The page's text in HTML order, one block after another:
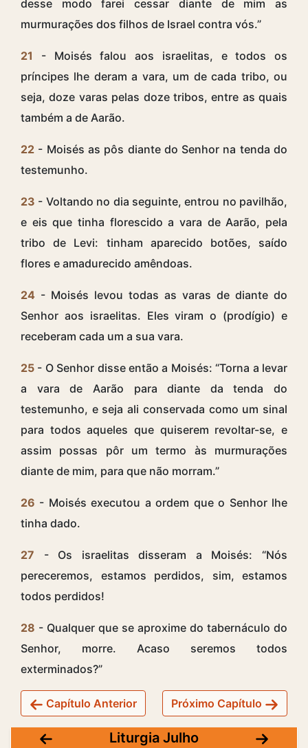
desse modo farei cessar diante de mim as
murmurações dos filhos de Israel contra vós.”
21 - Moisés falou aos israelitas, e todos os
príncipes lhe deram a vara, um de cada tribo, ou
seja, doze varas pelas doze tribos, entre as quais
também a de Aarão.
22 - Moisés as pôs diante do Senhor na tenda do
testemunho.
23 - Voltando no dia seguinte, entrou no pavilhão,
e eis que tinha florescido a vara de Aarão, pela
tribo de Levi: tinham aparecido botões, saído
flores e amadurecido amêndoas.
24 - Moisés levou todas as varas de diante do
Senhor aos israelitas. Eles viram o (prodígio) e
receberam cada um a sua vara.
25 - O Senhor disse então a Moisés: “Torna a levar
a vara de Aarão para diante da tenda do
testemunho, e seja ali conservada como um sinal
para todos aqueles que quiserem revoltar-se, e
assim possas pôr um termo às murmurações
diante de mim, para que não morram.”
26 - Moisés executou a ordem que o Senhor lhe
tinha dado.
27 - Os israelitas disseram a Moisés: “Nós
pereceremos, estamos perdidos, sim, estamos
todos perdidos!
28 - Qualquer que se aproxime do tabernáculo do
Senhor, morre. Acaso seremos todos
exterminados?”
Capítulo Anterior Próximo Capítulo
Liturgia Julho